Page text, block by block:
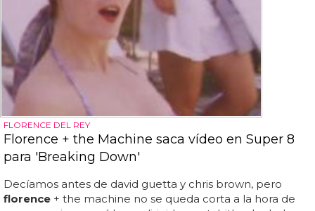
FLORENCE DEL REY
Florence + the Machine saca vídeo en Super 8
para 'Breaking Down'
Decíamos antes de david guetta y chris brown, pero
florence + the machine no se queda corta a la hora de